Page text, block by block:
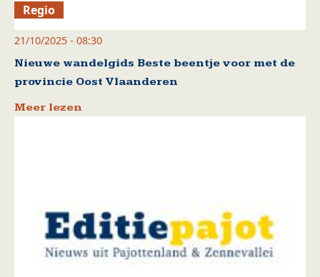
Regio
21/10/2025 - 08:30
Nieuwe wandelgids Beste beentje voor met de
provincie Oost Vlaanderen
Meer lezen